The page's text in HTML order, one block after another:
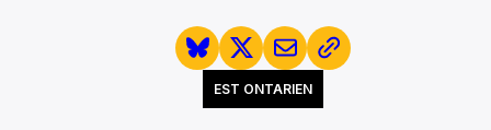
EST ONTARIEN